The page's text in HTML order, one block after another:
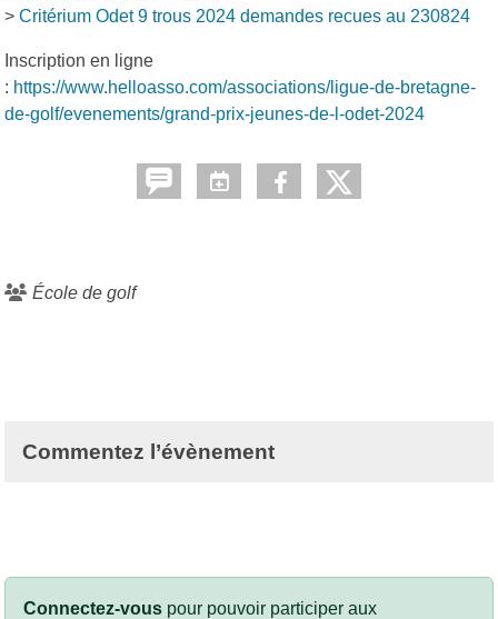
> Critérium Odet 9 trous 2024 demandes recues au 230824
Inscription en ligne
: https://www.helloasso.com/associations/ligue-de-bretagne-
de-golf/evenements/grand-prix-jeunes-de-l-odet-2024
École de golf
Commentez l’évènement
Connectez-vous pour pouvoir participer aux